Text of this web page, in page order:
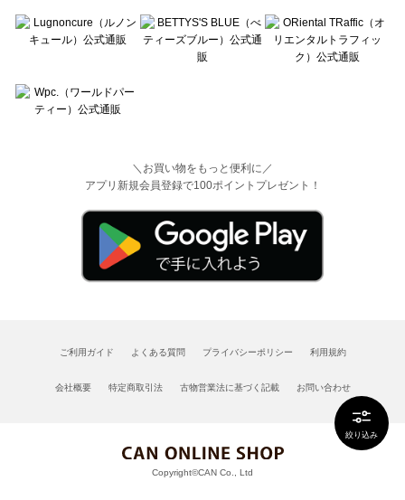
絞り込み
＼お買い物をもっと便利に／
アプリ新規会員登録で100ポイントプレゼント！
ご利用ガイド よくある質問 プライバシーポリシー 利用規約
会社概要 特定商取引法 古物営業法に基づく記載 お問い合わせ
Copyright©CAN Co., Ltd